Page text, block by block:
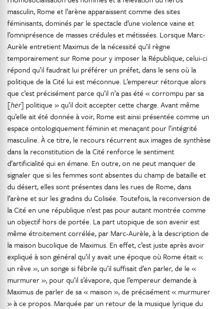
masculin, Rome et l’arène apparaissent comme des sites
féminisants, dominés par le spectacle d’une violence vaine et
l’omniprésence de masses crédules et métissées. Lorsque Marc-
Aurèle entretient Maximus de la nécessité qu’il règne
temporairement sur Rome pour y imposer la République, celui-ci
répond qu’il faudrait lui préférer un préfet, dans le sens où la
politique de la Cité lui est méconnue. L’empereur rétorque alors
que c’est précisément parce qu’il n’a pas été « corrompu par sa
[her] politique » qu’il doit accepter cette charge. Avant même
qu’elle ait été donnée à voir, Rome est ainsi présentée comme un
espace ontologiquement féminin et menaçant pour l’intégrité
masculine. À ce titre, le recours récurrent aux images de synthèse
dans la reconstitution de la Cité renforce le sentiment
d’artificialité qui en émane. En outre, on ne peut manquer de
signaler que si les femmes sont absentes du champ de bataille et
du désert, elles sont présentes dans les rues de Rome, dans
l’arène et sur les gradins du Colisée. Toutefois, la reconversion de
la Cité en une république n’est pas pour autant montrée comme
un objectif hors de portée. La part utopique de son avenir est
même étroitement corrélée, par Marc-Aurèle, à la description de
la maison bucolique de Maximus. En effet, c’est juste après avoir
expliqué à son général qu’il y avait une époque où Rome était «
un rêve », un songe si fébrile qu’il suffisait d’en parler, de le «
murmurer », pour qu’il s’évapore, que l’empereur demande à
Maximus de parler de sa « maison », de précisément « murmurer
» à ce propos. Marquée par un retour de la musique lyrique du